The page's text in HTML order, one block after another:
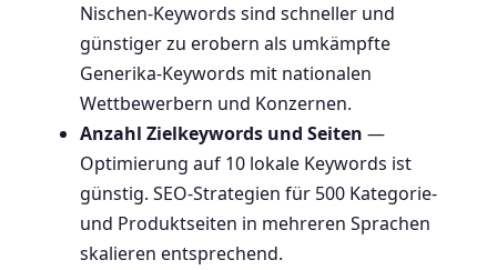
Nischen-Keywords sind schneller und
günstiger zu erobern als umkämpfte
Generika-Keywords mit nationalen
Wettbewerbern und Konzernen.
Anzahl Zielkeywords und Seiten —
Optimierung auf 10 lokale Keywords ist
günstig. SEO-Strategien für 500 Kategorie-
und Produktseiten in mehreren Sprachen
skalieren entsprechend.